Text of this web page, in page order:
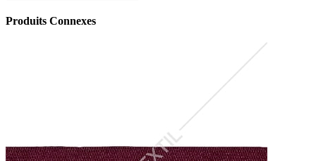
Produits Connexes